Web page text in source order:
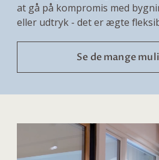
at gå på kompromis med
eller udtryk - det er ægte
Se de mange